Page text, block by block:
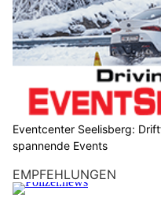
Eventcenter Seelisberg:
spannende Events
EMPFEHLUNGEN